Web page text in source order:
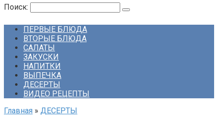
Поиск:
ПЕРВЫЕ БЛЮДА
ВТОРЫЕ БЛЮДА
САЛАТЫ
ЗАКУСКИ
НАПИТКИ
ВЫПЕЧКА
ДЕСЕРТЫ
ВИДЕО РЕЦЕПТЫ
Главная » ДЕСЕРТЫ